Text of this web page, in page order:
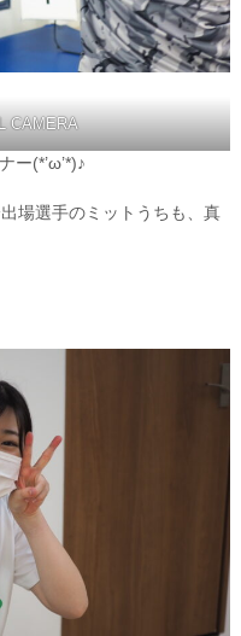
CAMERA
ー(*’ω’*)♪
場選手のミットうちも、真